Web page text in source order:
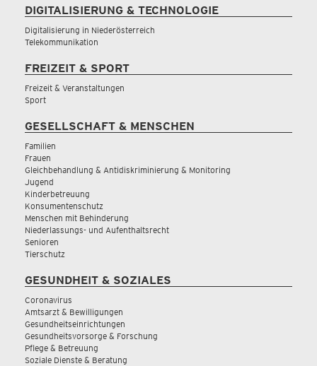
DIGITALISIERUNG & TECHNOLOGIE
Digitalisierung in Niederösterreich
Telekommunikation
FREIZEIT & SPORT
Freizeit & Veranstaltungen
Sport
GESELLSCHAFT & MENSCHEN
Familien
Frauen
Gleichbehandlung & Antidiskriminierung & Monitoring
Jugend
Kinderbetreuung
Konsumentenschutz
Menschen mit Behinderung
Niederlassungs- und Aufenthaltsrecht
Senioren
Tierschutz
GESUNDHEIT & SOZIALES
Coronavirus
Amtsarzt & Bewilligungen
Gesundheitseinrichtungen
Gesundheitsvorsorge & Forschung
Pflege & Betreuung
Soziale Dienste & Beratung